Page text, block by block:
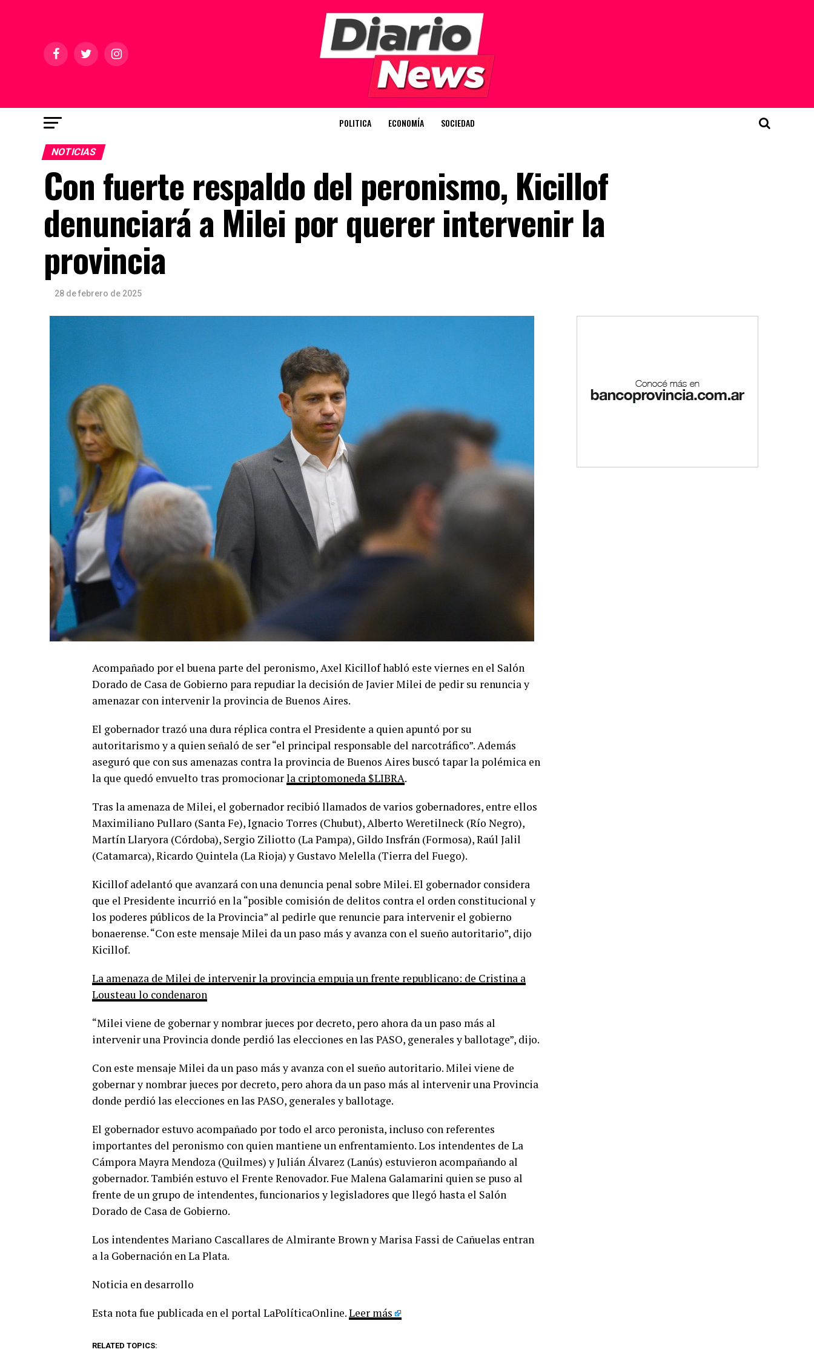
POLITICA ECONOMÍA SOCIEDAD
NOTICIAS
Con fuerte respaldo del peronismo, Kicillof
denunciará a Milei por querer intervenir la
provincia
28 de febrero de 2025
Acompañado por el buena parte del peronismo, Axel Kicillof habló este viernes en el Salón
Dorado de Casa de Gobierno para repudiar la decisión de Javier Milei de pedir su renuncia y
amenazar con intervenir la provincia de Buenos Aires.
El gobernador trazó una dura réplica contra el Presidente a quien apuntó por su
autoritarismo y a quien señaló de ser “el principal responsable del narcotráfico”. Además
aseguró que con sus amenazas contra la provincia de Buenos Aires buscó tapar la polémica en
la que quedó envuelto tras promocionarla criptomoneda $LIBRA.
Tras la amenaza de Milei, el gobernador recibió llamados de varios gobernadores, entre ellos
Maximiliano Pullaro (Santa Fe), Ignacio Torres (Chubut), Alberto Weretilneck (Río Negro),
Martín Llaryora (Córdoba), Sergio Ziliotto (La Pampa), Gildo Insfrán (Formosa), Raúl Jalil
(Catamarca), Ricardo Quintela (La Rioja) y Gustavo Melella (Tierra del Fuego).
Kicillof adelantó que avanzará con una denuncia penal sobre Milei. El gobernador considera
que el Presidente incurrió en la “posible comisión de delitos contra el orden constitucional y
los poderes públicos de la Provincia” al pedirle que renuncie para intervenir el gobierno
bonaerense. “Con este mensaje Milei da un paso más y avanza con el sueño autoritario”, dijo
Kicillof.
La amenaza de Milei de intervenir la provincia empuja un frente republicano: de Cristina a
Lousteau lo condenaron
“Milei viene de gobernar y nombrar jueces por decreto, pero ahora da un paso más al
intervenir una Provincia donde perdió las elecciones en las PASO, generales y ballotage”, dijo.
Con este mensaje Milei da un paso más y avanza con el sueño autoritario. Milei viene de
gobernar y nombrar jueces por decreto, pero ahora da un paso más al intervenir una Provincia
donde perdió las elecciones en las PASO, generales y ballotage.
El gobernador estuvo acompañado por todo el arco peronista, incluso con referentes
importantes del peronismo con quien mantiene un enfrentamiento. Los intendentes de La
Cámpora Mayra Mendoza (Quilmes) y Julián Álvarez (Lanús) estuvieron acompañando al
gobernador. También estuvo el Frente Renovador. Fue Malena Galamarini quien se puso al
frente de un grupo de intendentes, funcionarios y legisladores que llegó hasta el Salón
Dorado de Casa de Gobierno.
Los intendentes Mariano Cascallares de Almirante Brown y Marisa Fassi de Cañuelas entran
a la Gobernación en La Plata.
Noticia en desarrollo
Esta nota fue publicada en el portal LaPolíticaOnline.Leer más
RELATED TOPICS: